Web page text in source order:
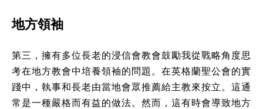
地方領袖
第三，擁有多位長老的浸信會教會鼓勵我從戰略角度思
考在地方教會中培養領袖的問題。在英格蘭聖公會的實
踐中，執事和長老由當地會眾推薦給主教來按立。這通
常是一種嚴格而有益的做法。然而，這有時會導致地方